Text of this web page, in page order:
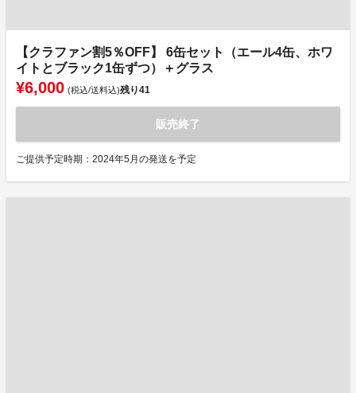
【クラファン割5％OFF】 6缶セット（エール4缶、ホワ
イトとブラック1缶ずつ）＋グラス
¥6,000 (税込/送料込)残り41
販売終了
ご提供予定時期：2024年5月の発送を予定